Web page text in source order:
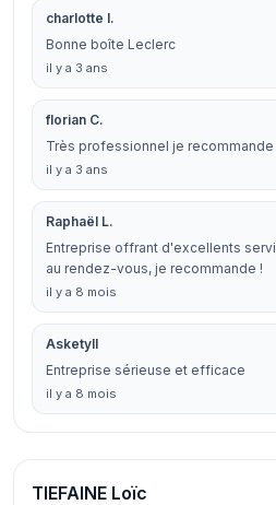
charlotte I.
Bonne boîte Leclerc
il y a 3 ans
florian C.
Très professionnel je recommande
il y a 3 ans
Raphaël L.
Entreprise offrant d'excellents
au rendez-vous, je recommande !
il y a 8 mois
Asketyll
Entreprise sérieuse et efficace
il y a 8 mois
TIEFAINE Loïc